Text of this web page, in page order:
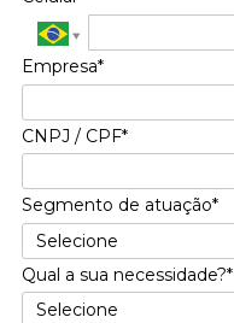
Empresa*
CNPJ / CPF*
Segmento de atuação*
Qual a sua necessidade?*